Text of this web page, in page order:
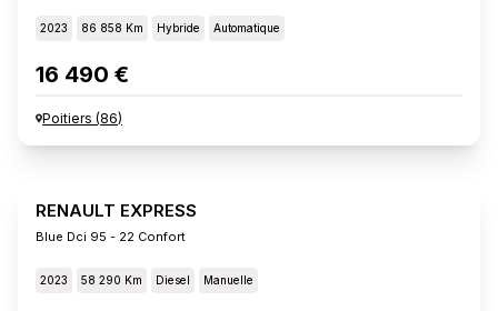
2023 86 858 Km Hybride Automatique
16 490 €
Poitiers (86)
RENAULT EXPRESS
Blue Dci 95 - 22 Confort
2023 58 290 Km Diesel Manuelle